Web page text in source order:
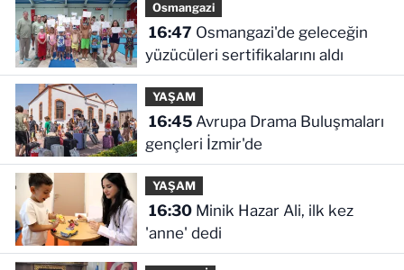
Osmangazi
16:47
yüzücüleri sertifikalarını aldı
YAŞAM
16:45Avrupa Drama Buluşmaları
gençleri İzmir'de
YAŞAM
16:30Minik Hazar Ali, ilk kez
'anne' dedi